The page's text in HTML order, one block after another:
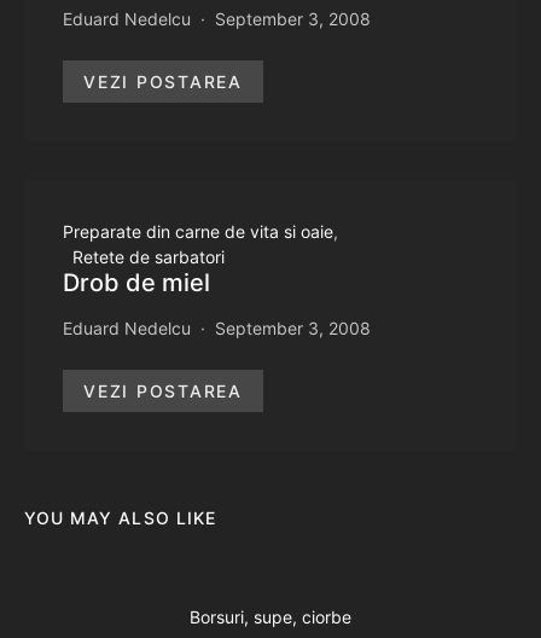
Eduard Nedelcu September 3, 2008
VEZI POSTAREA
Preparate din carne de vita si oaie
Retete de sarbatori
Drob de miel
Eduard Nedelcu September 3, 2008
VEZI POSTAREA
YOU MAY ALSO LIKE
Borsuri, supe, ciorbe